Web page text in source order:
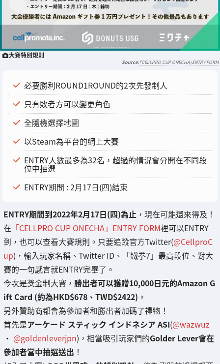
大賽特別規則
「CELLPRO CUP ONECHA」ENTRY FORM
必要勝利ROUND1ROUND的2次先發制人
只有敗者方可以變更角色
全隨機選擇地圖
以Steam為平台的網上大賽
ENTRY人數最多為32名，超過的情況會分開在不同段
位中抽選
ENTRY期間 : 2月17日(四)結束
ENTRY期間到2022年2月17日(四)為止 ，現在可能還來得及！
在 「CELLPRO CUP ONECHA」ENTRY FORM裡可以ENTRY
到，也可以查看大賽規則。只要追蹤官方Twitter(@CellproC
up)，輸入玩家名稱、Twitter ID、「鐵拳7」最高段位、對大
賽的一句感言就ENTRY完畢了。
今次是獎金制大賽， 勝出者可以獲贈10,000日元的Amazon G
ift Card (約為HKD$678、TWD$2422) 。
另外贊助商都會為參加者和勝出者加碼了禮物！
首先是アーケード スティック インドネシア ASI(@wazwuz
・ @goldenleverjpn)，相當吸引玩家們的Golder Lever會在
參加者當中抽選送出 ！